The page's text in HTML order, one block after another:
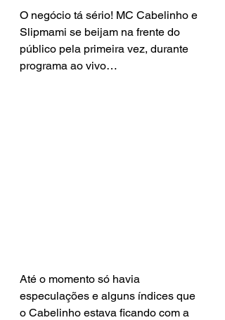
O negócio tá sério! MC Cabelinho e
Slipmami se beijam na frente do
público pela primeira vez, durante
programa ao vivo…
Até o momento só havia
especulações e alguns índices que
o Cabelinho estava ficando com a